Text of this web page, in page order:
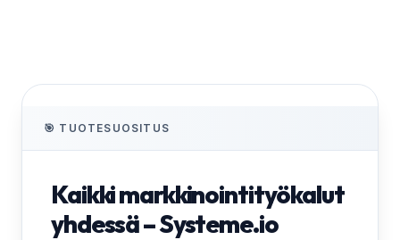
🎯 TUOTESUOSITUS
Kaikki markkinointityökalut
yhdessä – Systeme.io